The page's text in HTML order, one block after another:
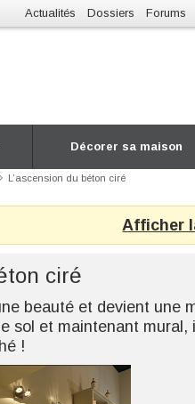
Actualités Dossiers Forums
Décorer sa maison
L’ascension du béton ciré
Afficher
ciré
beauté et devient une
sol et maintenant
!